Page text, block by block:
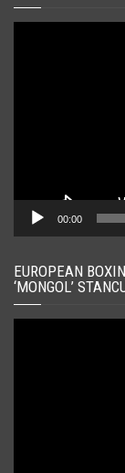
00:00
EUROPEAN
‘MONGOL’